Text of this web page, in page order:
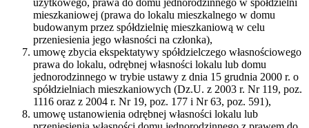
mieszkaniowej (prawa do lokalu mieszkalnego w domu
budowanym przez spółdzielnię mieszkaniową w celu
przeniesienia jego własności na członka),
umowę zbycia ekspektatywy spółdzielczego własnościowego
prawa do lokalu, odrębnej własności lokalu lub domu
jednorodzinnego w trybie ustawy z dnia 15 grudnia 2000 r. o
spółdzielniach mieszkaniowych (Dz.U. z 2003 r. Nr 119, poz.
1116 oraz z 2004 r. Nr 19, poz. 177 i Nr 63, poz. 591),
umowę ustanowienia odrębnej własności lokalu lub